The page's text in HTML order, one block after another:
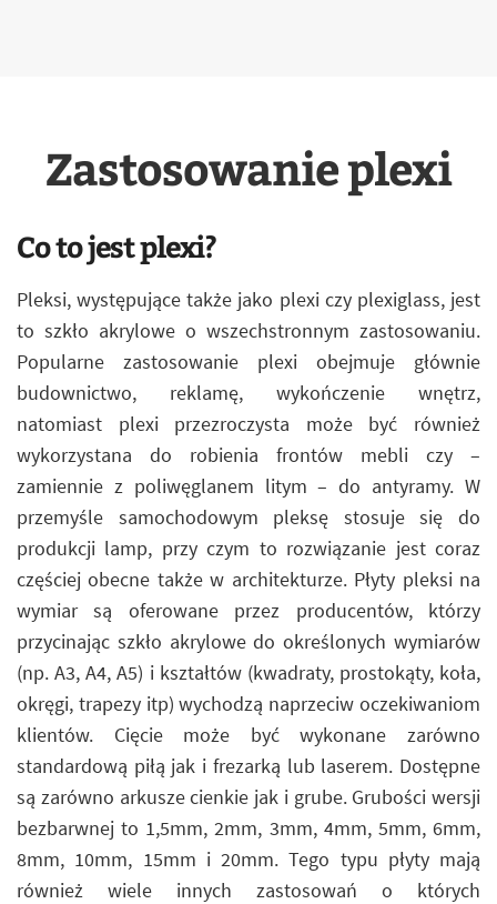
Zastosowanie plexi
Co to jest plexi?
Pleksi, występujące także jako plexi czy plexiglass, jest
to szkło akrylowe o wszechstronnym zastosowaniu.
Popularne zastosowanie plexi obejmuje głównie
budownictwo, reklamę, wykończenie wnętrz,
natomiast plexi przezroczysta może być również
wykorzystana do robienia frontów mebli czy –
zamiennie z poliwęglanem litym – do antyramy. W
przemyśle samochodowym pleksę stosuje się do
produkcji lamp, przy czym to rozwiązanie jest coraz
częściej obecne także w architekturze. Płyty pleksi na
wymiar są oferowane przez producentów, którzy
przycinając szkło akrylowe do określonych wymiarów
(np. A3, A4, A5) i kształtów (kwadraty, prostokąty, koła,
okręgi, trapezy itp) wychodzą naprzeciw oczekiwaniom
klientów. Cięcie może być wykonane zarówno
standardową piłą jak i frezarką lub laserem. Dostępne
są zarówno arkusze cienkie jak i grube. Grubości wersji
bezbarwnej to 1,5mm, 2mm, 3mm, 4mm, 5mm, 6mm,
8mm, 10mm, 15mm i 20mm. Tego typu płyty mają
również wiele innych zastosowań o których